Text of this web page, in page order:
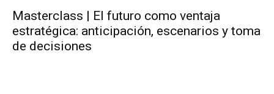
Masterclass | El futuro como ventaja
estratégica: anticipación, escenarios y toma
de decisiones